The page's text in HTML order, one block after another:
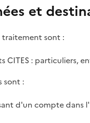
et
traitement sont :
CITES : particuliers,
sont :
d'un compte